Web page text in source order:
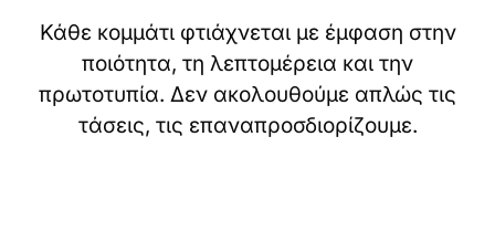
Κάθε κομμάτι φτιάχνεται με έμφαση στην
ποιότητα, τη λεπτομέρεια και την
πρωτοτυπία. Δεν ακολουθούμε απλώς τις
τάσεις, τις επαναπροσδιορίζουμε.